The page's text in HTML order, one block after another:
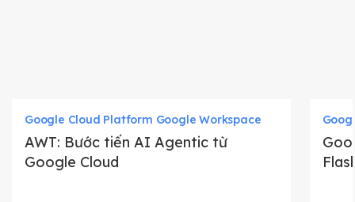
Google Cloud Platform Google Workspace
AWT: Bước tiến AI Agentic từ
Google Cloud